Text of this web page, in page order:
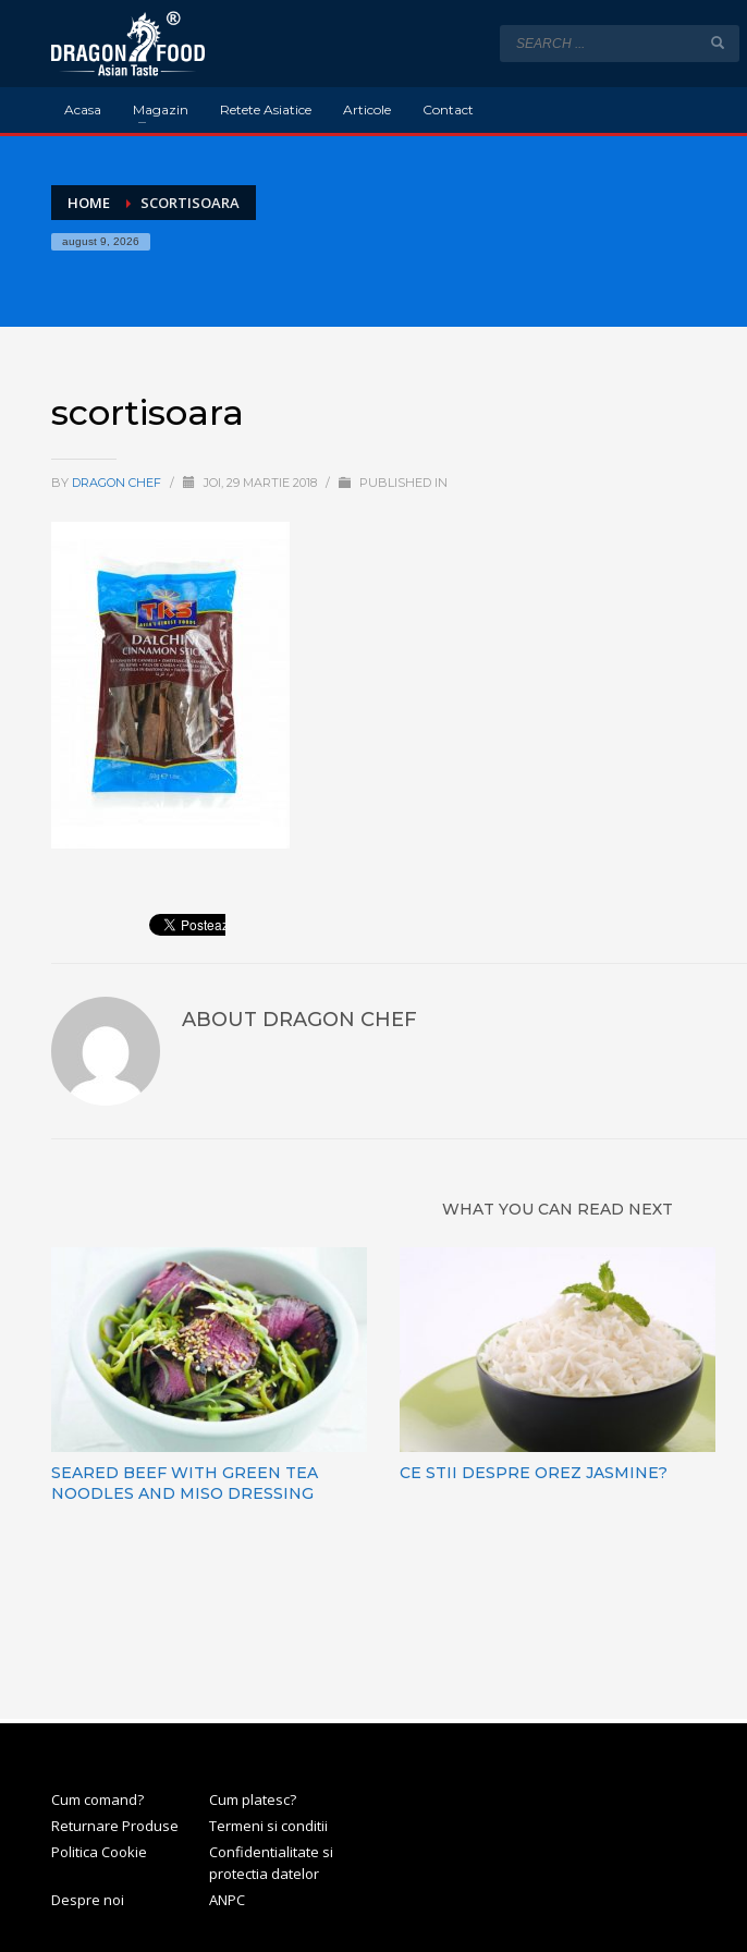
Acasa Magazin Retete Asiatice Articole Contact
HOME SCORTISOARA
august 9, 2026
scortisoara
BY DRAGON CHEF / JOI, 29 MARTIE 2018 / PUBLISHED IN
ABOUT DRAGON CHEF
WHAT YOU CAN READ NEXT
SEARED BEEF WITH GREEN TEA
NOODLES AND MISO DRESSING
CE STII DESPRE OREZ JASMINE?
Cum comand?
Cum platesc?
Returnare Produse
Termeni si conditii
Politica Cookie
Confidentialitate si
protectia datelor
Despre noi
ANPC